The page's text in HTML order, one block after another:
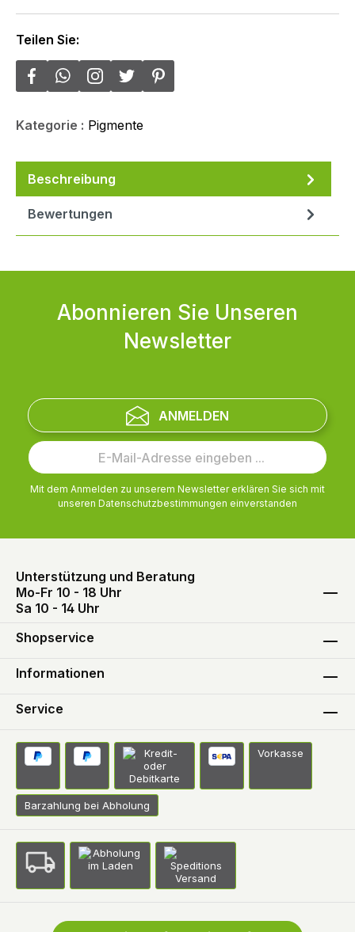
Teilen Sie:
Kategorie : Pigmente
Beschreibung
Bewertungen
Abonnieren Sie Unseren
Newsletter
ANMELDEN
Mit dem Anmelden zu unserem Newsletter erklären Sie sich mit
unseren Datenschutzbestimmungen einverstanden
Unterstützung und Beratung
Mo-Fr 10 - 18 Uhr
Sa 10 - 14 Uhr
Shopservice
Informationen
Service
Vorkasse
Barzahlung bei Abholung